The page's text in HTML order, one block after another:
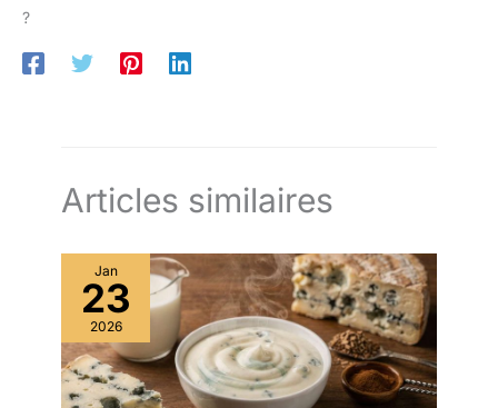
?
Articles similaires
Jan
23
2026